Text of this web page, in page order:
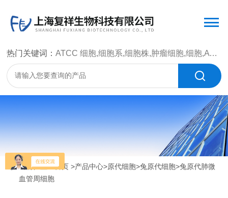
热门关键词：ATCC 细胞,细胞系,细胞株,肿瘤细胞,细胞,ATCC 菌种，CMCC 菌种，标准菌株，质控菌种，微生物菌种，菌株，菌种
当前位置：首页>产品中心>原代细胞>兔原代细胞>兔原代肺微
血管周细胞